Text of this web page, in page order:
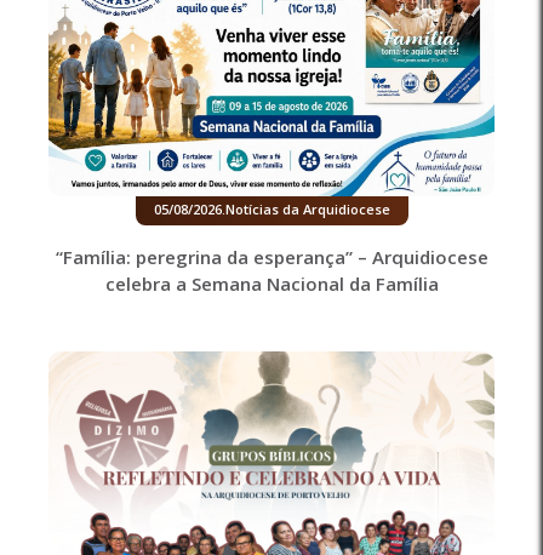
05/08/2026.Notícias da Arquidiocese
“Família: peregrina da esperança” – Arquidiocese
celebra a Semana Nacional da Família